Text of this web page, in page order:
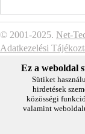
© 2001-2025. Net-
Adatkezelési
Ez a weboldal
Sütiket
hirdetések
közösségi
valamint